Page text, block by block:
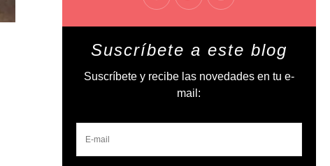
Suscríbete a este blog
Suscríbete y recibe las novedades en tu e-
mail: